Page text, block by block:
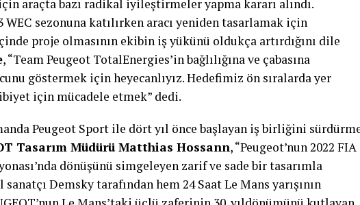
bırakmaya hazırlanıyor. PEUGEOT 2011 yılında
e Dino Ferrari yarışında nefes kesen çifte zaferle hafızalarda yer